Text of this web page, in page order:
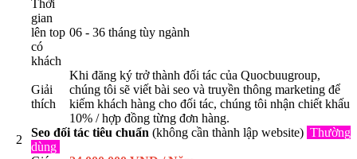
Thời
gian
lên top
có
khách
06 - 36 tháng tùy ngành
Giải
thích
Khi đăng ký trở thành đối tác của Quocbuugroup,
chúng tôi sẽ viết bài seo và truyền thông marketing để
kiếm khách hàng cho đối tác, chúng tôi nhận chiết khấu
10% / hợp đồng từng đơn hàng.
2
Seo đối tác tiêu chuẩn (không cần thành lập website) Thường
dùng